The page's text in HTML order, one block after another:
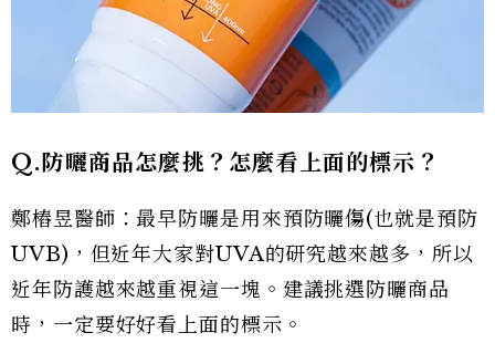
Q.防曬商品怎麼挑？怎麼看上面的標示？
鄭樁昱醫師：最早防曬是用來預防曬傷(也就是預防
UVB)，但近年大家對UVA的研究越來越多，所以
近年防護越來越重視這一塊。建議挑選防曬商品
時，一定要好好看上面的標示。